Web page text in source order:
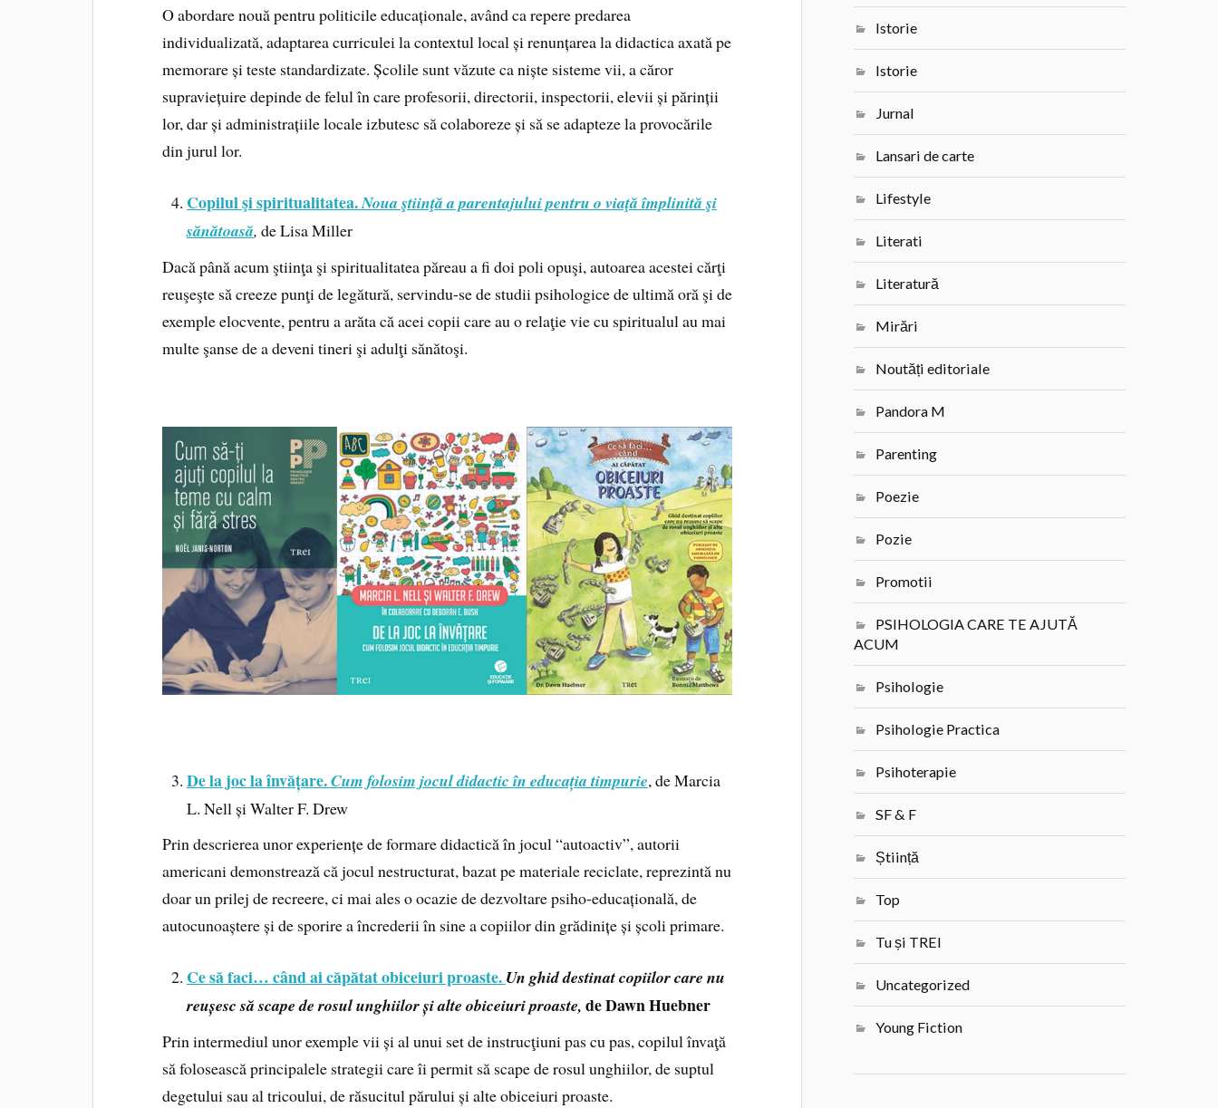
O abordare nouă pentru politicile educaționale, având ca repere predarea
individualizată, adaptarea curriculei la contextul local și renunțarea la didactica axată pe
memorare și teste standardizate. Școlile sunt văzute ca niște sisteme vii, a căror
supraviețuire depinde de felul în care profesorii, directorii, inspectorii, elevii și părinții
lor, dar și administrațiile locale izbutesc să colaboreze și să se adapteze la provocările
din jurul lor.
Copilul şi spiritualitatea.Noua ştiinţă a parentajului pentru o viaţă împlinită şi
sănătoasă, de Lisa Miller
Dacă până acum ştiinţa şi spiritualitatea păreau a fi doi poli opuşi, autoarea acestei cărţi
reuşeşte să creeze punţi de legătură, servindu-se de studii psihologice de ultimă oră şi de
exemple elocvente, pentru a arăta că acei copii care au o relaţie vie cu spiritualul au mai
multe şanse de a deveni tineri şi adulţi sănătoşi.
De la joc la învățare.Cum folosim jocul didactic în educația timpurie, de Marcia
L. Nell și Walter F. Drew
Prin descrierea unor experiențe de formare didactică în jocul “autoactiv”, autorii
americani demonstrează că jocul nestructurat, bazat pe materiale reciclate, reprezintă nu
doar un prilej de recreere, ci mai ales o ocazie de dezvoltare psiho-educațională, de
autocunoaștere și de sporire a încrederii în sine a copiilor din grădinițe și școli primare.
Ce să faci… când ai căpătat obiceiuri proaste. Un ghid destinat copiilor care nu
reușesc să scape de rosul unghiilor și alte obiceiuri proaste, de Dawn Huebner
Prin intermediul unor exemple vii și al unui set de instrucţiuni pas cu pas, copilul învaţă
să folosească principalele strategii care îi permit să scape de rosul unghiilor, de suptul
degetului sau al tricoului, de răsucitul părului și alte obiceiuri proaste.
Istorie
Istorie
Jurnal
Lansari de carte
Lifestyle
Literati
Literatură
Mirări
Noutăți editoriale
Pandora M
Parenting
Poezie
Pozie
Promotii
PSIHOLOGIA CARE TE AJUTĂ
ACUM
Psihologie
Psihologie Practica
Psihoterapie
SF & F
Știință
Top
Tu și TREI
Uncategorized
Young Fiction